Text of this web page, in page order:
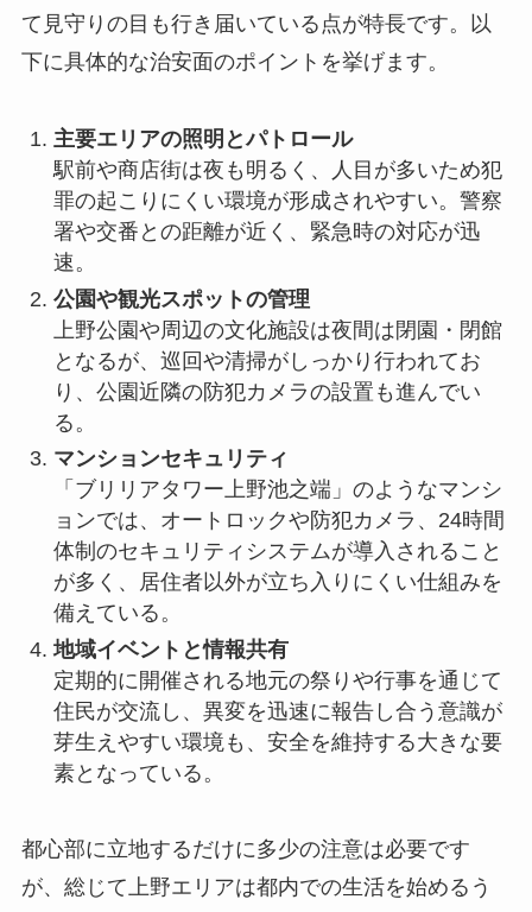
て見守りの目も行き届いている点が特長です。以
下に具体的な治安面のポイントを挙げます。
主要エリアの照明とパトロール
駅前や商店街は夜も明るく、人目が多いため犯
罪の起こりにくい環境が形成されやすい。警察
署や交番との距離が近く、緊急時の対応が迅
速。
公園や観光スポットの管理
上野公園や周辺の文化施設は夜間は閉園・閉館
となるが、巡回や清掃がしっかり行われてお
り、公園近隣の防犯カメラの設置も進んでい
る。
マンションセキュリティ
「ブリリアタワー上野池之端」のようなマンシ
ョンでは、オートロックや防犯カメラ、24時間
体制のセキュリティシステムが導入されること
が多く、居住者以外が立ち入りにくい仕組みを
備えている。
地域イベントと情報共有
定期的に開催される地元の祭りや行事を通じて
住民が交流し、異変を迅速に報告し合う意識が
芽生えやすい環境も、安全を維持する大きな要
素となっている。
都心部に立地するだけに多少の注意は必要です
が、総じて上野エリアは都内での生活を始めるう